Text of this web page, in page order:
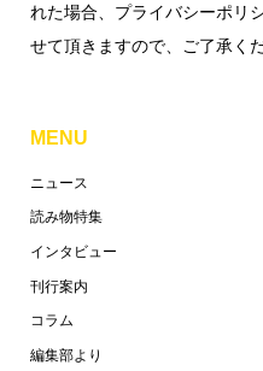
れた場合、プライバシーポリ
せて頂きますので、ご了承くだ
MENU
ニュース
読み物特集
インタビュー
刊行案内
コラム
編集部より